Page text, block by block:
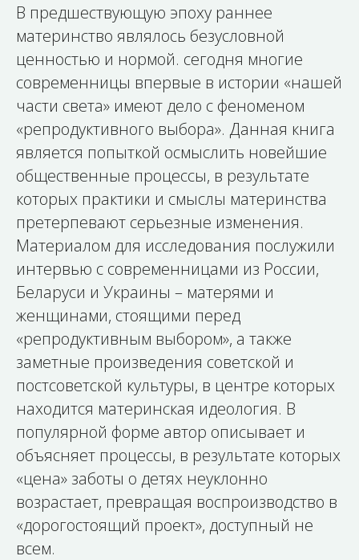
В предшествующую эпоху раннее
материнство являлось безусловной
ценностью и нормой. сегодня многие
современницы впервые в истории «нашей
части света» имеют дело с феноменом
«репродуктивного выбора». Данная книга
является попыткой осмыслить новейшие
общественные процессы, в результате
которых практики и смыслы материнства
претерпевают серьезные изменения.
Материалом для исследования послужили
интервью с современницами из России,
Беларуси и Украины – матерями и
женщинами, стоящими перед
«репродуктивным выбором», а также
заметные произведения советской и
постсоветской культуры, в центре которых
находится материнская идеология. В
популярной форме автор описывает и
объясняет процессы, в результате которых
«цена» заботы о детях неуклонно
возрастает, превращая воспроизводство в
«дорогостоящий проект», доступный не
всем.